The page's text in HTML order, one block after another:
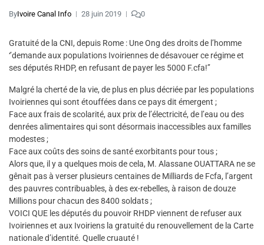
ByIvoire Canal Info 28 juin 2019 0
Gratuité de la CNI, depuis Rome : Une Ong des droits de l’homme
‘’demande aux populations Ivoiriennes de désavouer ce régime et
ses députés RHDP, en refusant de payer les 5000 F.cfa!’’
Malgré la cherté de la vie, de plus en plus décriée par les populations
Ivoiriennes qui sont étouffées dans ce pays dit émergent ;
Face aux frais de scolarité, aux prix de l’électricité, de l’eau ou des
denrées alimentaires qui sont désormais inaccessibles aux familles
modestes ;
Face aux coûts des soins de santé exorbitants pour tous ;
Alors que, il y a quelques mois de cela, M. Alassane OUATTARA ne se
gênait pas à verser plusieurs centaines de Milliards de Fcfa, l’argent
des pauvres contribuables, à des ex-rebelles, à raison de douze
Millions pour chacun des 8400 soldats ;
VOICI QUE les députés du pouvoir RHDP viennent de refuser aux
Ivoiriennes et aux Ivoiriens la gratuité du renouvellement de la Carte
nationale d’identité. Quelle cruauté !